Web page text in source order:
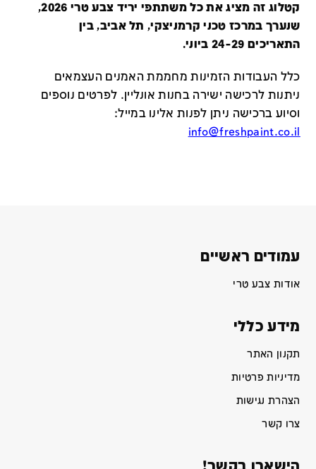
קטלוג זה מציג את כל משתתפי יריד צבע טרי 2026,
שנערך במרכז טכני קרמניצקי, תל אביב, בין
התאריכים 24-29 ביוני.
כלל העבודות הזמינות מחממת האמנים העצמאים
ניתנות לרכישה ישירה בחנות אונליין. לפרטים נוספים
וסיוע ברכישה ניתן לפנות אלינו במייל:
info@freshpaint.co.il
עמודים ראשיים
אודות צבע טרי
מידע כללי
תקנון האתר
מדיניות פרטיות
הצהרת נגישות
צרו קשר